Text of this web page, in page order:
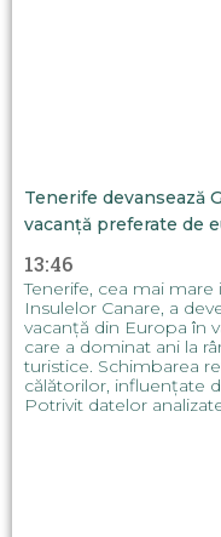
Tenerife devansează
vacanță preferate de
13:46
Tenerife, cea mai
Insulelor Canare, a
vacanță din Europa în
care a dominat ani la
turistice. Schimbarea
călătorilor, influențate
Potrivit datelor